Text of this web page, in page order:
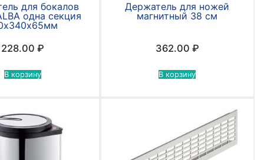
для бокалов
одна секция
228.00 ₽
В корзину
Держатель для ножей
магнитный 38 см
362.00 ₽
В корзину